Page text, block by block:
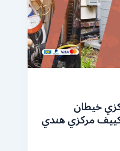
خيطان
فني تكييف مركزي هندي